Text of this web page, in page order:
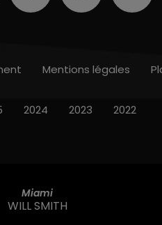
Miami
WILL SMITH
Mentions légales
2024 2023 2022